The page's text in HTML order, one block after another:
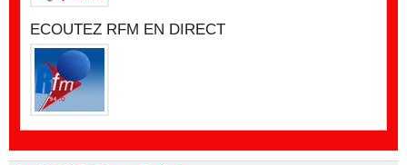
ECOUTEZ RFM EN DIRECT